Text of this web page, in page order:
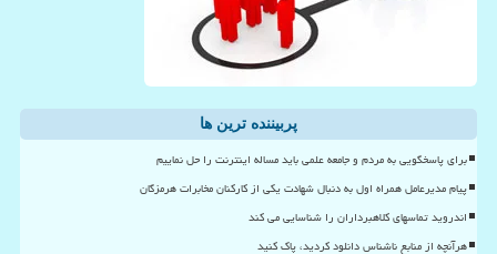
پربیننده ترین ها
برای پاسخگویی به مردم و جامعه علمی باید مساله اینترنت را حل نماییم
پیام مدیرعامل همراه اول به دنبال شهادت یکی از کارکنان مخابرات هرمزگان
اندروید تماسهای کلاهبرداران را شناسایی می کند
هرآنچه از منابع ناشناس دانلود کردید، پاک کنید